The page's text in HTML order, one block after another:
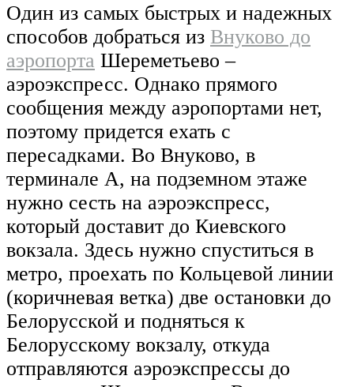
Один из самых быстрых и надежных
способов добраться из Внуково до
аэропорта Шереметьево –
аэроэкспресс. Однако прямого
сообщения между аэропортами нет,
поэтому придется ехать с
пересадками. Во Внуково, в
терминале А, на подземном этаже
нужно сесть на аэроэкспресс,
который доставит до Киевского
вокзала. Здесь нужно спуститься в
метро, проехать по Кольцевой линии
(коричневая ветка) две остановки до
Белорусской и подняться к
Белорусскому вокзалу, откуда
отправляются аэроэкспрессы до